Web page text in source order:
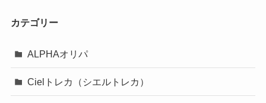
カテゴリー
ALPHAオリパ
Cielトレカ（シエルトレカ）